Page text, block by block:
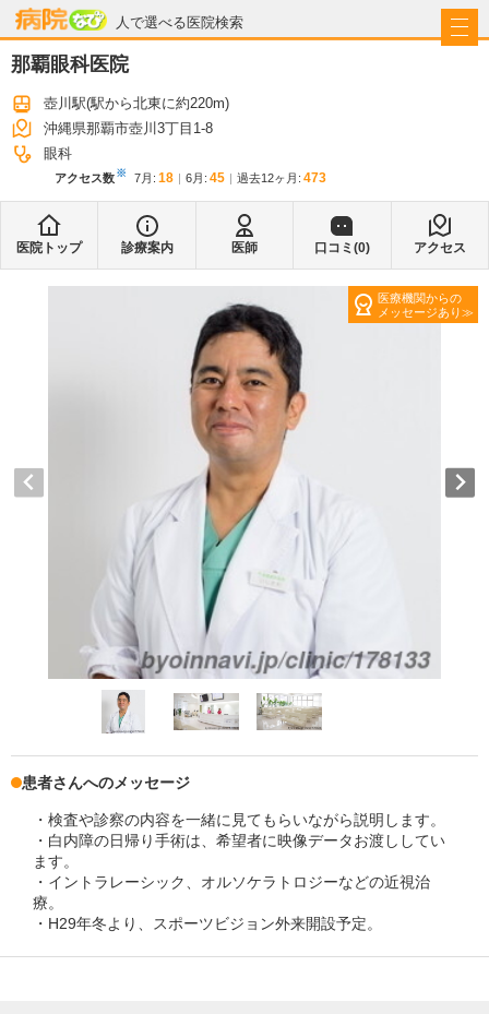
人で選べる医院検索
病院なび
那覇眼科医院
壺川駅(駅から北東に約220m)
沖縄県那覇市壺川3丁目1-8
眼科
アクセス数※ 7月 : 18 6月 : 45 過去12ヶ月: 473
医院トップ 診療案内 医師 口コミ(0) アクセス
医療機関からの
メッセージあり
患者さんへのメッセージ
・検査や診察の内容を一緒に見てもらいながら説明します。
・白内障の日帰り手術は、希望者に映像データお渡ししてい
ます。
・イントラレーシック、オルソケラトロジーなどの近視治
療。
・H29年冬より、スポーツビジョン外来開設予定。